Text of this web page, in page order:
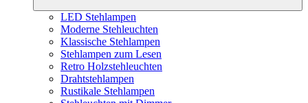
LED Stehlampen
Moderne Stehleuchten
Klassische Stehlampen
Stehlampen zum Lesen
Retro Holzstehleuchten
Drahtstehlampen
Rustikale Stehlampen